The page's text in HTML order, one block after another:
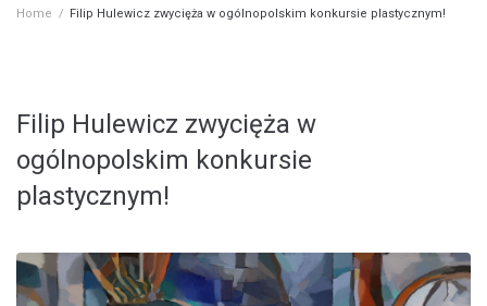
Home / Filip Hulewicz zwycięża w ogólnopolskim konkursie plastycznym!
Filip Hulewicz zwycięża w
ogólnopolskim konkursie
plastycznym!